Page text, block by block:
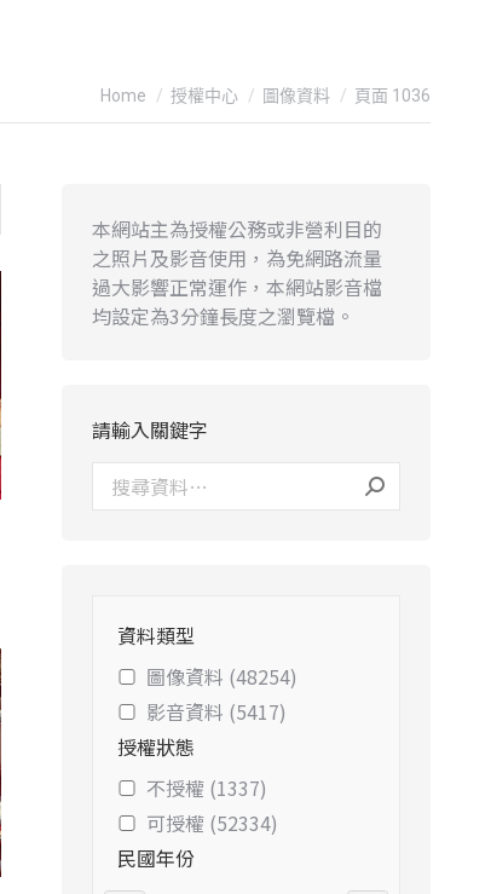
You are here:
Home 授權中心 圖像資料 頁面 1036
本網站主為授權公務或非營利目的
之照片及影音使用，為免網路流量
過大影響正常運作，本網站影音檔
均設定為3分鐘長度之瀏覽檔。
請輸入關鍵字
資料類型
圖像資料 (48254)
影音資料 (5417)
授權狀態
不授權 (1337)
可授權 (52334)
民國年份